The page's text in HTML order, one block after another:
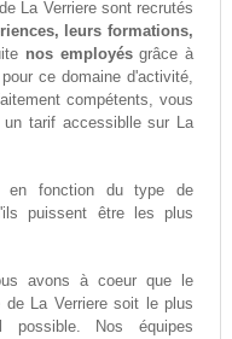
La Verriere sont recrutés
leurs formations,
nos employésgrâce à
ce domaine d'activité,
compétents, vous
tarif accessiblle sur La
en fonction du type de
puissent être les plus
avons à coeur que le
La Verriere soit le plus
possible. Nos équipes